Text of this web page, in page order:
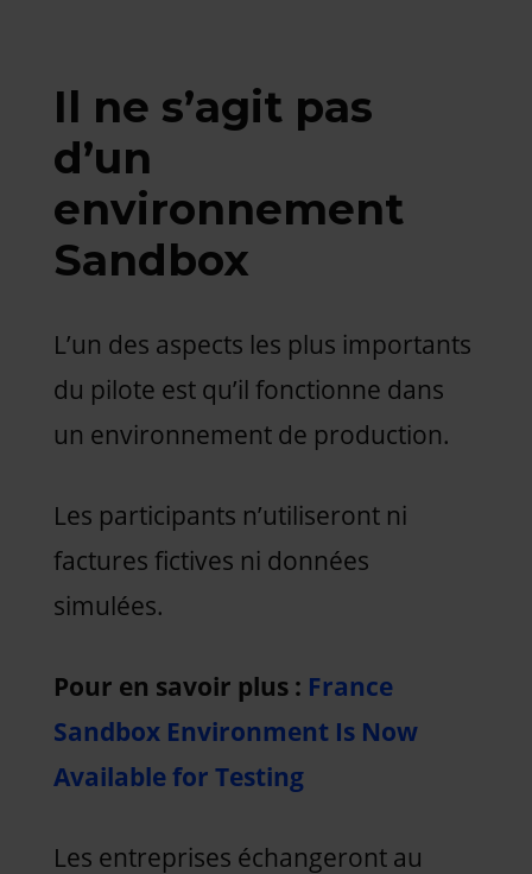
Il ne s’agit pas
d’un
environnement
Sandbox
L’un des aspects les plus importants
du pilote est qu’il fonctionne dans
un environnement de production.
Les participants n’utiliseront ni
factures fictives ni données
simulées.
Pour en savoir plus : France
Sandbox Environment Is Now
Available for Testing
Les entreprises échangeront au